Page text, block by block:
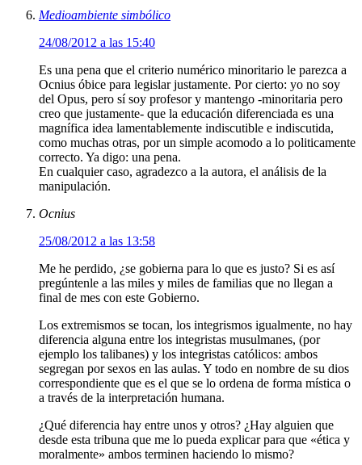
Medioambiente simbólico
24/08/2012 a las 15:40
Es una pena que el criterio numérico minoritario le parezca a
Ocnius óbice para legislar justamente. Por cierto: yo no soy
del Opus, pero sí soy profesor y mantengo -minoritaria pero
creo que justamente- que la educación diferenciada es una
magnífica idea lamentablemente indiscutible e indiscutida,
como muchas otras, por un simple acomodo a lo politicamente
correcto. Ya digo: una pena.
En cualquier caso, agradezco a la autora, el análisis de la
manipulación.
Ocnius
25/08/2012 a las 13:58
Me he perdido, ¿se gobierna para lo que es justo? Si es así
pregúntenle a las miles y miles de familias que no llegan a
final de mes con este Gobierno.
Los extremismos se tocan, los integrismos igualmente, no hay
diferencia alguna entre los integristas musulmanes, (por
ejemplo los talibanes) y los integristas católicos: ambos
segregan por sexos en las aulas. Y todo en nombre de su dios
correspondiente que es el que se lo ordena de forma mística o
a través de la interpretación humana.
¿Qué diferencia hay entre unos y otros? ¿Hay alguien que
desde esta tribuna que me lo pueda explicar para que «ética y
moralmente» ambos terminen haciendo lo mismo?